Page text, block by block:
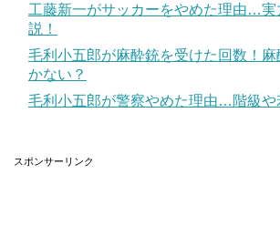
工藤新一がサッカーをやめた理由…実
説！
毛利小五郎が麻酔銃を受けた回数！
かない？
毛利小五郎が警察やめた理由…階級や
スポンサーリンク